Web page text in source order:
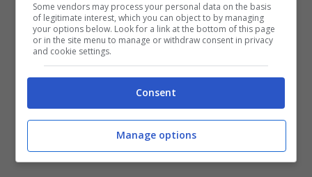
Leggi anche —–> Paola Barale parla del suo
rapporto con l’attrice Quattrini: “Tra di noi un
colpo di fulmine”
Il compagno di Bianca
Atzei
Some vendors may process your personal data on the basis
of legitimate interest, which you can object to by managing
your options below. Look for a link at the bottom of this page
or in the site menu to manage or withdraw consent in privacy
and cookie settings.
Consent
Manage options